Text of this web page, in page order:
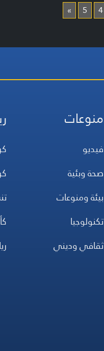
4
5
»
منوعات
فيديو
صحة وبئية
بيئة ومنوعات
تكنولوجيا
ثقافي وديني